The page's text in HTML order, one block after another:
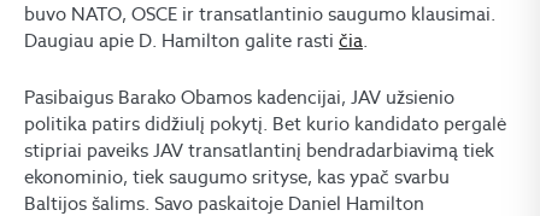
buvo NATO, OSCE ir transatlantinio saugumo klausimai.
Daugiau apie D. Hamilton galite rasti čia.
Pasibaigus Barako Obamos kadencijai, JAV užsienio
politika patirs didžiulį pokytį. Bet kurio kandidato pergalė
stipriai paveiks JAV transatlantinį bendradarbiavimą tiek
ekonominio, tiek saugumo srityse, kas ypač svarbu
Baltijos šalims. Savo paskaitoje Daniel Hamilton